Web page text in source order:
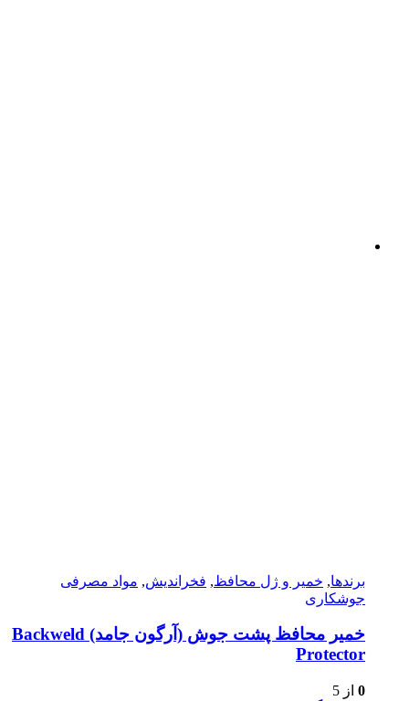
برندها, خمیر و ژل محافظ, فخراندیش, مواد مصرفی
جوشکاری
خمیر محافظ پشت جوش (آرگون جامد) Backweld
Protector
0 از 5